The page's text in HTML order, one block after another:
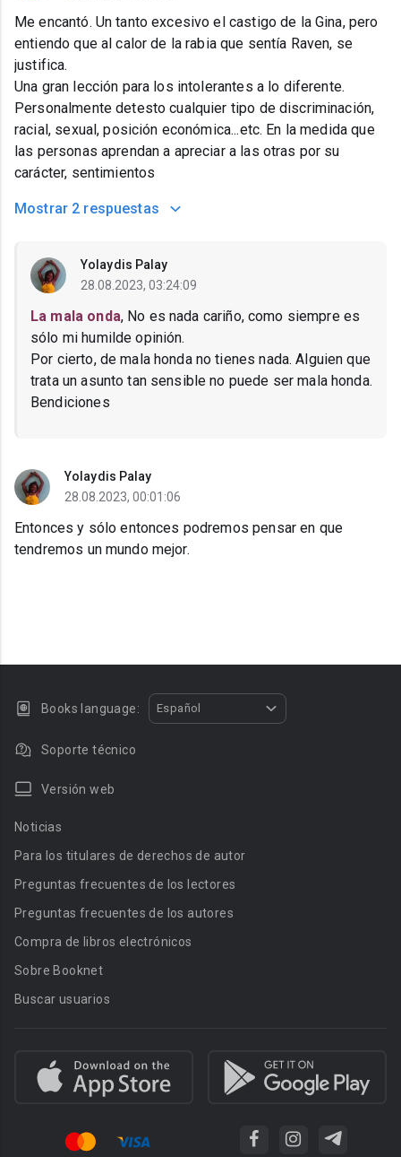
Me encantó. Un tanto excesivo el castigo de la Gina, pero
entiendo que al calor de la rabia que sentía Raven, se
justifica.
Una gran lección para los intolerantes a lo diferente.
Personalmente detesto cualquier tipo de discriminación,
racial, sexual, posición económica...etc. En la medida que
las personas aprendan a apreciar a las otras por su
carácter, sentimientos
Mostrar 2 respuestas
Yolaydis Palay
28.08.2023, 03:24:09
La mala onda, No es nada cariño, como siempre es
sólo mi humilde opinión.
Por cierto, de mala honda no tienes nada. Alguien que
trata un asunto tan sensible no puede ser mala honda.
Bendiciones
Yolaydis Palay
28.08.2023, 00:01:06
Entonces y sólo entonces podremos pensar en que
tendremos un mundo mejor.
Books language: Español
Soporte técnico
Versión web
Noticias
Para los titulares de derechos de autor
Preguntas frecuentes de los lectores
Preguntas frecuentes de los autores
Compra de libros electrónicos
Sobre Booknet
Buscar usuarios